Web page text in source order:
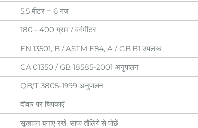
5.5 मीटर = 6 गज
180 - 400 ग्राम / वर्गमीटर
EN 13501, B / ASTM E84, A / GB B1 उपलब्ध
CA 01350 / GB 18585-2001 अनुपालन
QB/T 3805-1999 अनुपालन
दीवार पर चिपकाएँ
सूखापन बनाए रखें, साफ तौलिये से पोंछें